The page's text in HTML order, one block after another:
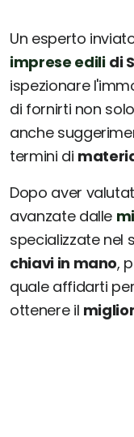
Un esperto
imprese edili di
ispezionare
di fornirti non
anche
termini di
Dopo aver
avanzate dalle
specializzate nel
chiavi in mano,
quale affidarti
ottenere il